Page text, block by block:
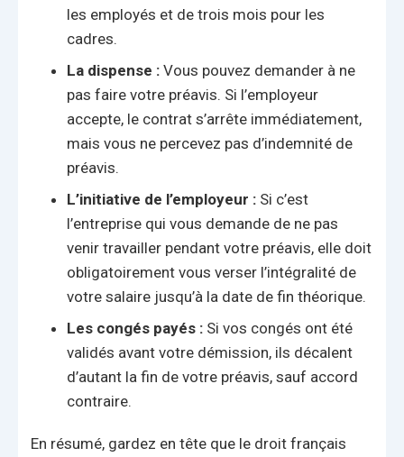
les employés et de trois mois pour les
cadres.
La dispense : Vous pouvez demander à ne
pas faire votre préavis. Si l’employeur
accepte, le contrat s’arrête immédiatement,
mais vous ne percevez pas d’indemnité de
préavis.
L’initiative de l’employeur : Si c’est
l’entreprise qui vous demande de ne pas
venir travailler pendant votre préavis, elle doit
obligatoirement vous verser l’intégralité de
votre salaire jusqu’à la date de fin théorique.
Les congés payés : Si vos congés ont été
validés avant votre démission, ils décalent
d’autant la fin de votre préavis, sauf accord
contraire.
En résumé, gardez en tête que le droit français